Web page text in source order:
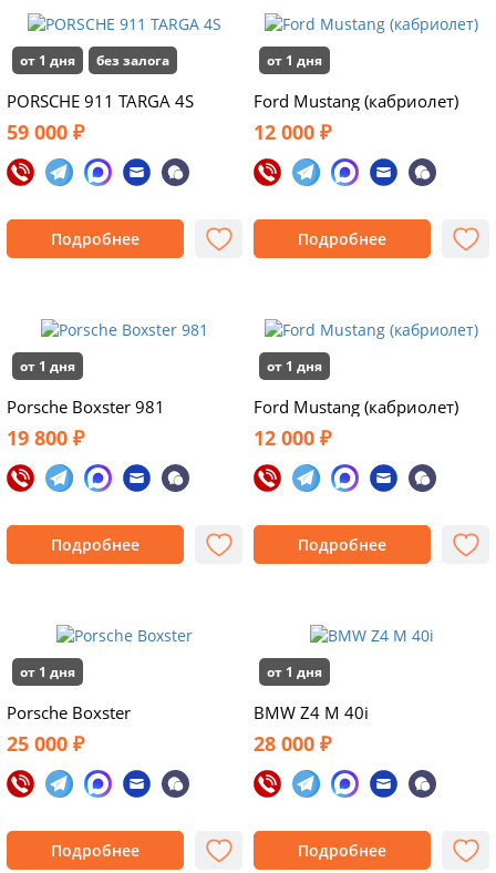
от 1 дня без залога
PORSCHE 911 TARGA 4S
59 000 ₽
Подробнее
от 1 дня
Ford Mustang (кабриолет)
12 000 ₽
Подробнее
от 1 дня
Porsche Boxster 981
19 800 ₽
Подробнее
от 1 дня
Ford Mustang (кабриолет)
12 000 ₽
Подробнее
от 1 дня
Porsche Boxster
25 000 ₽
Подробнее
от 1 дня
BMW Z4 M 40i
28 000 ₽
Подробнее